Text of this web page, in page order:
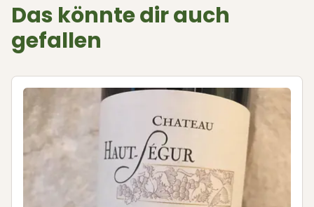
Das könnte dir auch
gefallen